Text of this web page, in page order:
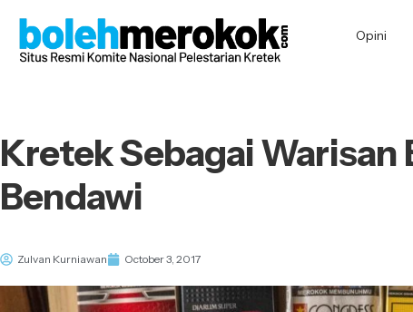
Opini
Kretek Sebagai Warisan
Bendawi
Zulvan Kurniawan October 3, 2017